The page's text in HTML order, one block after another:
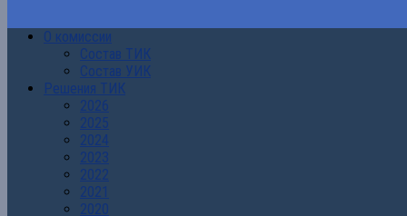
О комиссии
Состав ТИК
Состав УИК
Решения ТИК
2026
2025
2024
2023
2022
2021
2020